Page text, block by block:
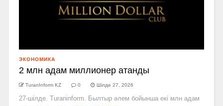
ЭКОНОМИКА
2 млн адам миллионер атанды
TuranInform KZ 0 Шілде 27, 2026
27-шілде. Turaninform. Былтыр әлем бойынша екі млн адам